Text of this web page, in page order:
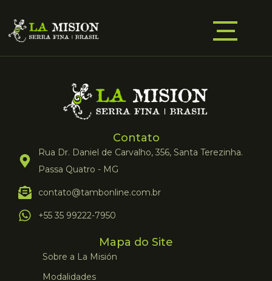
Contato
Rua Dr. Daniel de Carvalho, 356, Santa Terezinha.
Passa Quatro - MG
contato@tambonline.com.br
+55 35 99222-7950
Mapa do Site
Sobre a La Misión
Modalidades